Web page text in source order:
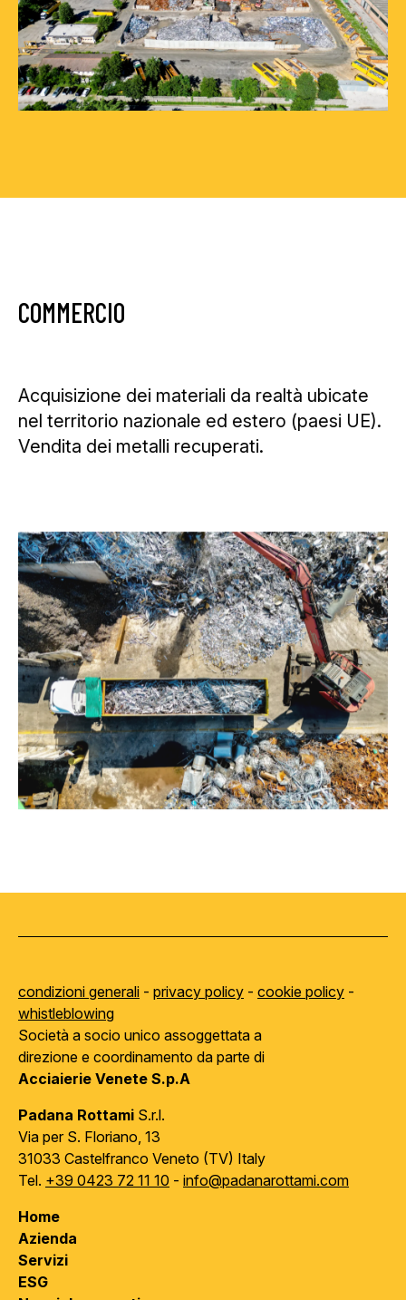
COMMERCIO
Acquisizione dei materiali da realtà ubicate
nel territorio nazionale ed estero (paesi UE).
Vendita dei metalli recuperati.
condizioni generali - privacy policy - cookie policy -
whistleblowing
Società a socio unico assoggettata a
direzione e coordinamento da parte di
Acciaierie Venete S.p.A
Padana Rottami S.r.l.
Via per S. Floriano, 13
31033 Castelfranco Veneto (TV) Italy
Tel. +39 0423 72 11 10 - info@padanarottami.com
Home
Azienda
Servizi
ESG